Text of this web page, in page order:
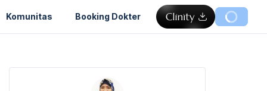
Komunitas Booking Dokter